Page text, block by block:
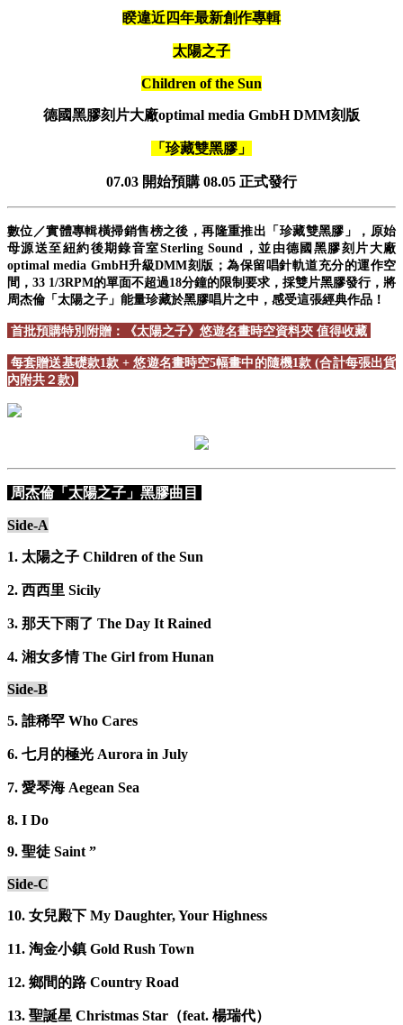
睽違近四年最新創作專輯
太陽之子
Children of the Sun
德國黑膠刻片大廠optimal media GmbH DMM刻版
「珍藏雙黑膠」
07.03 開始預購 08.05 正式發行
數位／實體專輯橫掃銷售榜之後，再隆重推出「珍藏雙黑膠」，原始
母源送至紐約後期錄音室Sterling Sound，並由德國黑膠刻片大廠
optimal media GmbH升級DMM刻版；為保留唱針軌道充分的運作空
間，33 1/3RPM的單面不超過18分鐘的限制要求，採雙片黑膠發行，將
周杰倫「太陽之子」能量珍藏於黑膠唱片之中，感受這張經典作品！
首批預購特別附贈：《太陽之子》悠遊名畫時空資料夾 值得收藏
每套贈送基礎款1款 + 悠遊名畫時空5幅畫中的隨機1款 (合計每張出貨
內附共２款)
周杰倫「太陽之子」黑膠曲目
Side-A
1. 太陽之子 Children of the Sun
2. 西西里 Sicily
3. 那天下雨了 The Day It Rained
4. 湘女多情 The Girl from Hunan
Side-B
5. 誰稀罕 Who Cares
6. 七月的極光 Aurora in July
7. 愛琴海 Aegean Sea
8. I Do
9. 聖徒 Saint ”
Side-C
10. 女兒殿下 My Daughter, Your Highness
11. 淘金小鎮 Gold Rush Town
12. 鄉間的路 Country Road
13. 聖誕星 Christmas Star（feat. 楊瑞代）